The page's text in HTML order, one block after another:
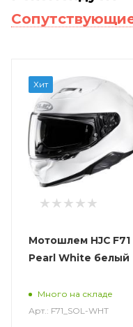
Хит
Мотошлем HJC F71
Pearl White белый
Много на складе
Арт.: F71_SOL-WHT